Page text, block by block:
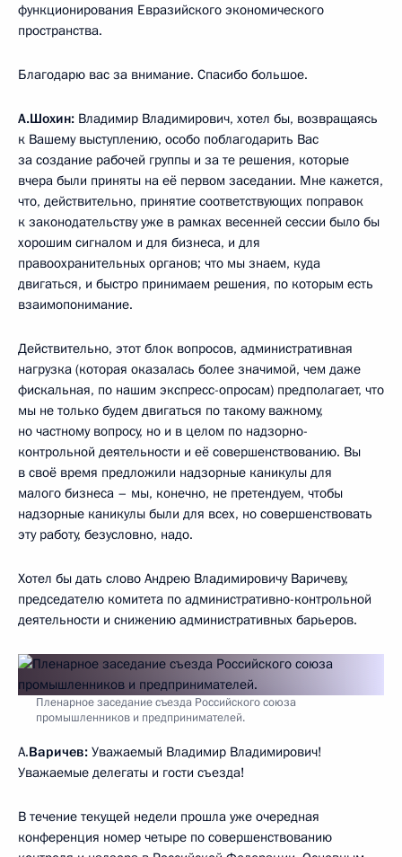
функционирования Евразийского экономического
пространства.
Благодарю вас за внимание. Спасибо большое.
А.Шохин: Владимир Владимирович, хотел бы, возвращаясь
к Вашему выступлению, особо поблагодарить Вас
за создание рабочей группы и за те решения, которые
вчера были приняты на её первом заседании. Мне кажется,
что, действительно, принятие соответствующих поправок
к законодательству уже в рамках весенней сессии было бы
хорошим сигналом и для бизнеса, и для
правоохранительных органов; что мы знаем, куда
двигаться, и быстро принимаем решения, по которым есть
взаимопонимание.
Действительно, этот блок вопросов, административная
нагрузка (которая оказалась более значимой, чем даже
фискальная, по нашим экспресс-опросам) предполагает, что
мы не только будем двигаться по такому важному,
но частному вопросу, но и в целом по надзорно-
контрольной деятельности и её совершенствованию. Вы
в своё время предложили надзорные каникулы для
малого бизнеса – мы, конечно, не претендуем, чтобы
надзорные каникулы были для всех, но совершенствовать
эту работу, безусловно, надо.
Хотел бы дать слово Андрею Владимировичу Варичеву,
председателю комитета по административно-контрольной
деятельности и снижению административных барьеров.
Пленарное заседание съезда Российского союза
промышленников и предпринимателей.
А.Варичев: Уважаемый Владимир Владимирович!
Уважаемые делегаты и гости съезда!
В течение текущей недели прошла уже очередная
конференция номер четыре по совершенствованию